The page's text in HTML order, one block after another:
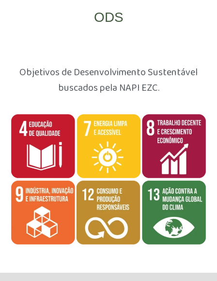
ODS
Objetivos de Desenvolvimento Sustentável
buscados pela NAPI EZC.